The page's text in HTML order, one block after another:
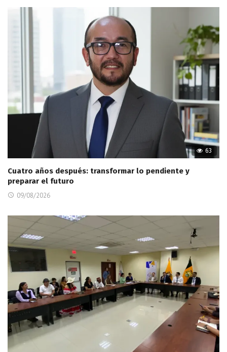
63
Cuatro años después: transformar lo pendiente y
preparar el futuro
09/08/2026